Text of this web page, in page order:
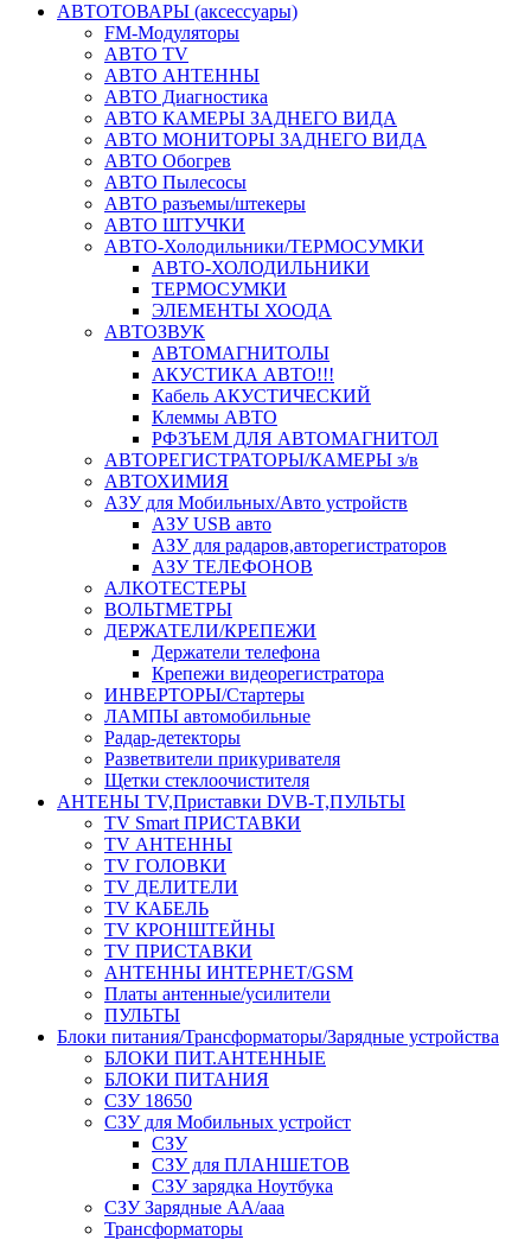
АВТОТОВАРЫ (аксессуары)
FM-Модуляторы
АВТО TV
АВТО АНТЕННЫ
АВТО Диагностика
АВТО КАМЕРЫ ЗАДНЕГО ВИДА
АВТО МОНИТОРЫ ЗАДНЕГО ВИДА
АВТО Обогрев
АВТО Пылесосы
АВТО разъемы/штекеры
АВТО ШТУЧКИ
АВТО-Холодильники/ТЕРМОСУМКИ
АВТО-ХОЛОДИЛЬНИКИ
ТЕРМОСУМКИ
ЭЛЕМЕНТЫ ХООДА
АВТОЗВУК
АВТОМАГНИТОЛЫ
АКУСТИКА АВТО!!!
Кабель АКУСТИЧЕСКИЙ
Клеммы АВТО
РФЗЪЕМ ДЛЯ АВТОМАГНИТОЛ
АВТОРЕГИСТРАТОРЫ/КАМЕРЫ з/в
АВТОХИМИЯ
АЗУ для Мобильных/Авто устройств
АЗУ USB авто
АЗУ для радаров,авторегистраторов
АЗУ ТЕЛЕФОНОВ
АЛКОТЕСТЕРЫ
ВОЛЬТМЕТРЫ
ДЕРЖАТЕЛИ/КРЕПЕЖИ
Держатели телефона
Крепежи видеорегистратора
ИНВЕРТОРЫ/Стартеры
ЛАМПЫ автомобильные
Радар-детекторы
Разветвители прикуривателя
Щетки стеклоочистителя
АНТЕНЫ ТV,Приставки DVB-T,ПУЛЬТЫ
TV Smart ПРИСТАВКИ
TV АНТЕННЫ
TV ГОЛОВКИ
TV ДЕЛИТЕЛИ
TV КАБЕЛЬ
TV КРОНШТЕЙНЫ
TV ПРИСТАВКИ
АНТЕННЫ ИНТЕРНЕТ/GSM
Платы антенные/усилители
ПУЛЬТЫ
Блоки питания/Трансформаторы/Зарядные устройства
БЛОКИ ПИТ.АНТЕННЫЕ
БЛОКИ ПИТАНИЯ
СЗУ 18650
СЗУ для Мобильных устройст
СЗУ
СЗУ для ПЛАНШЕТОВ
СЗУ зарядка Ноутбука
СЗУ Зарядные АА/ааа
Трансформаторы